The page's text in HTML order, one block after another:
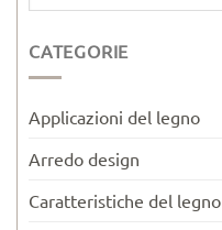
CATEGORIE
Applicazioni del legno
Arredo design
Caratteristiche del legno